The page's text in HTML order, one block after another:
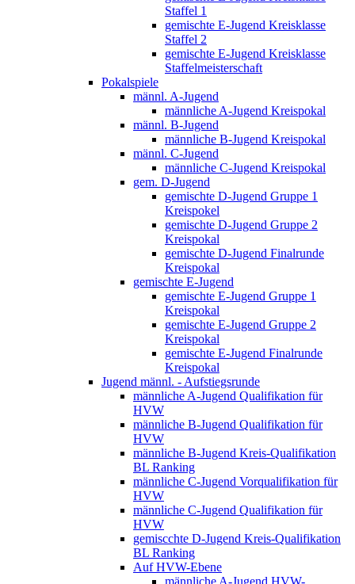
Staffel 1
gemischte E-Jugend Kreisklasse
Staffel 2
gemischte E-Jugend Kreisklasse
Staffelmeisterschaft
Pokalspiele
männl. A-Jugend
männliche A-Jugend Kreispokal
männl. B-Jugend
männliche B-Jugend Kreispokal
männl. C-Jugend
männliche C-Jugend Kreispokal
gem. D-Jugend
gemischte D-Jugend Gruppe 1
Kreispokel
gemischte D-Jugend Gruppe 2
Kreispokal
gemischte D-Jugend Finalrunde
Kreispokal
gemischte E-Jugend
gemischte E-Jugend Gruppe 1
Kreispokal
gemischte E-Jugend Gruppe 2
Kreispokal
gemischte E-Jugend Finalrunde
Kreispokal
Jugend männl. - Aufstiegsrunde
männliche A-Jugend Qualifikation für
HVW
männliche B-Jugend Qualifikation für
HVW
männliche B-Jugend Kreis-Qualifikation
BL Ranking
männliche C-Jugend Vorqualifikation für
HVW
männliche C-Jugend Qualifikation für
HVW
gemiscchte D-Jugend Kreis-Qualifikation
BL Ranking
Auf HVW-Ebene
männliche A-Jugend HVW-